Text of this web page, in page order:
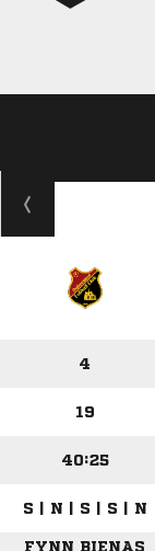
4
19
40:25
S | N | S | S | N
FYNN BIENAS